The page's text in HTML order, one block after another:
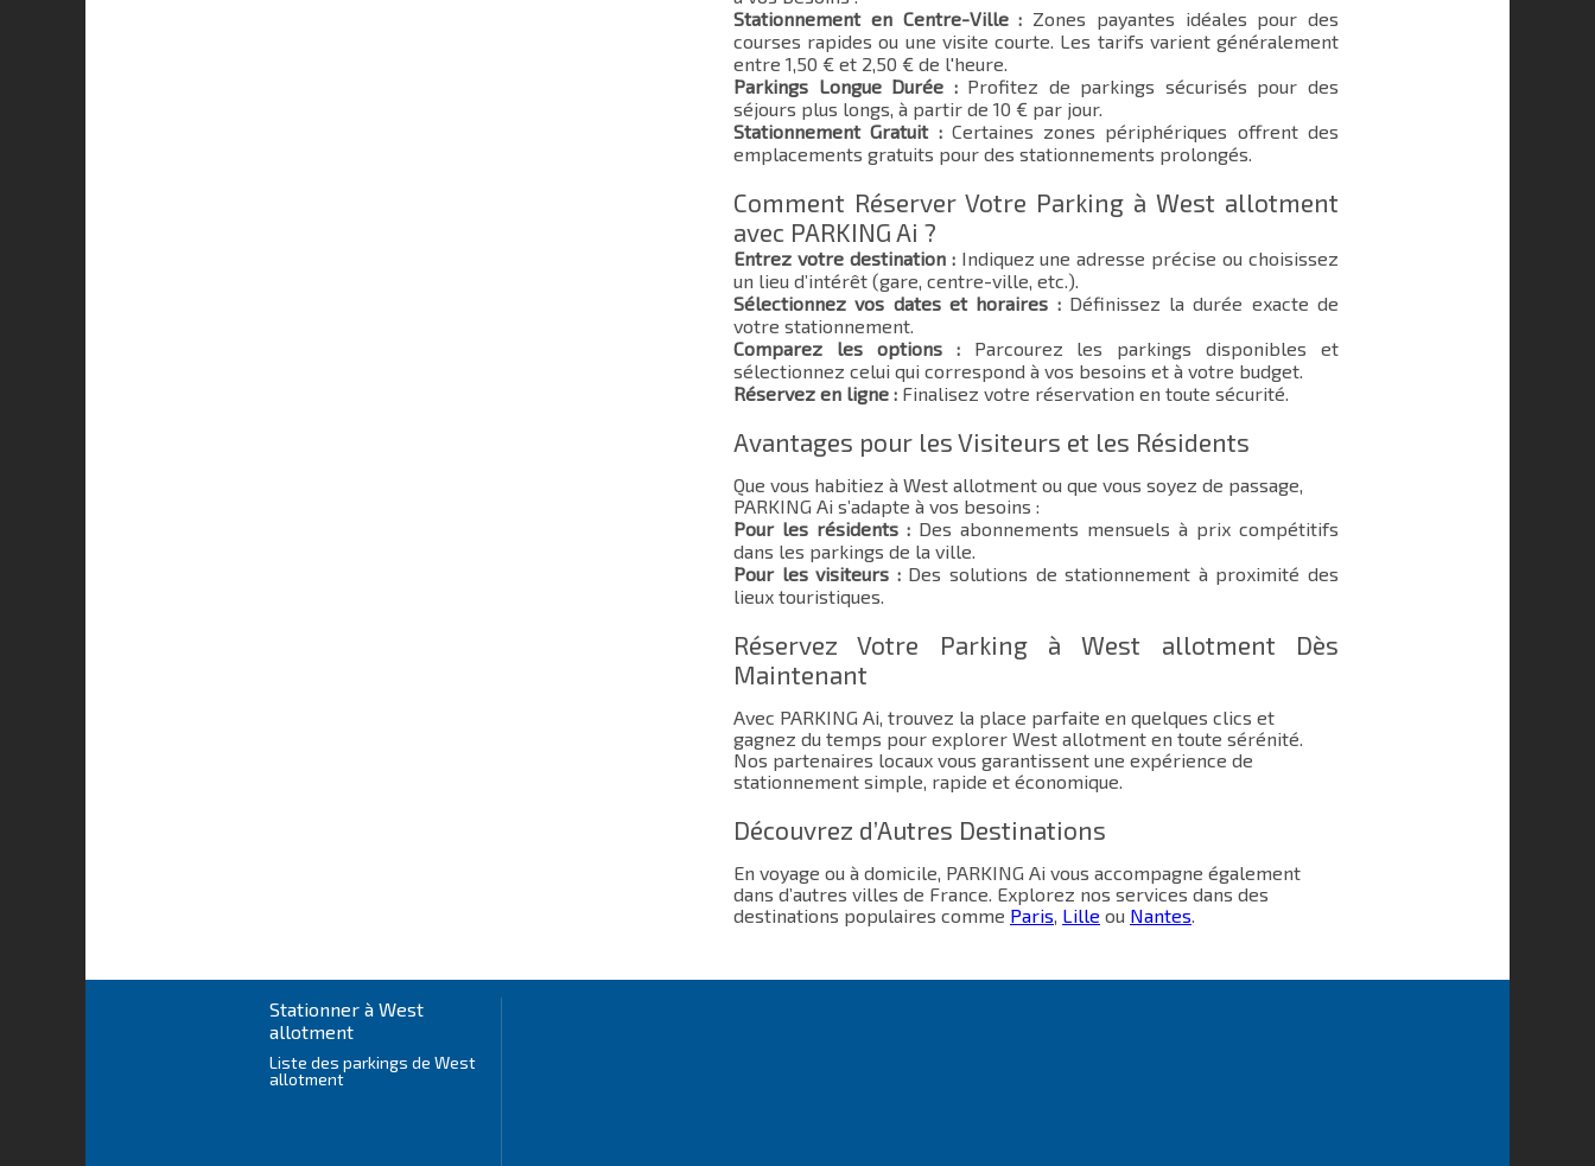
Stationnement en Centre-Ville : Zones payantes idéales pour des
courses rapides ou une visite courte. Les tarifs varient généralement
entre 1,50 € et 2,50 € de l'heure.
Parkings Longue Durée :Profitez de parkings sécurisés pour des
séjours plus longs, à partir de 10 € par jour.
Stationnement Gratuit :Certaines zones périphériques offrent des
emplacements gratuits pour des stationnements prolongés.
Comment Réserver Votre Parking à West allotment
avec PARKING Ai ?
Entrez votre destination :Indiquez une adresse précise ou choisissez
un lieu d’intérêt (gare, centre-ville, etc.).
Sélectionnez vos dates et horaires :Définissez la durée exacte de
votre stationnement.
Comparez les options :Parcourez les parkings disponibles et
sélectionnez celui qui correspond à vos besoins et à votre budget.
Réservez en ligne : Finalisez votre réservation en toute sécurité.
Avantages pour les Visiteurs et les Résidents
Que vous habitiez à West allotment ou que vous soyez de passage,
PARKING Ai s’adapte à vos besoins :
Pour les résidents : Des abonnements mensuels à prix compétitifs
dans les parkings de la ville.
Pour les visiteurs :Des solutions de stationnement à proximité des
lieux touristiques.
Réservez Votre Parking à West allotment Dès
Maintenant
Avec PARKING Ai, trouvez la place parfaite en quelques clics et
gagnez du temps pour explorer West allotment en toute sérénité.
Nos partenaires locaux vous garantissent une expérience de
stationnement simple, rapide et économique.
Découvrez d’Autres Destinations
En voyage ou à domicile, PARKING Ai vous accompagne également
dans d’autres villes de France. Explorez nos services dans des
destinations populaires comme Paris, Lille ou Nantes.
Stationner à West
allotment
Liste des parkings de West
allotment